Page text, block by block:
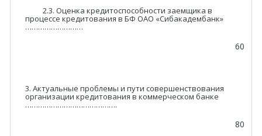
2.3. Оценка кредитоспособности заемщика в
процессе кредитования в БФ ОАО «Сибакадембанк»
………………………
60
3. Актуальные проблемы и пути совершенствования
организации кредитования в коммерческом банке
…………………………………….
80